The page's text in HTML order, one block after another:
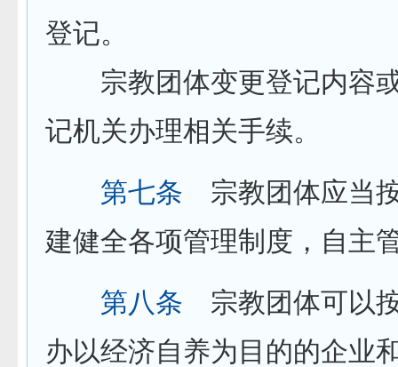
登记。
宗教团体变更登记内容或
记机关办理相关手续。
第七条 宗教团体应当
建健全各项管理制度，自主
第八条 宗教团体可以
办以经济自养为目的的企业